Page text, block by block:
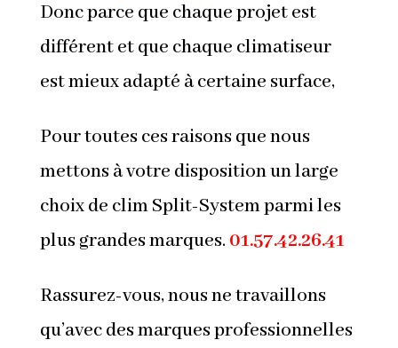
Donc parce que chaque projet est
différent et que chaque climatiseur
est mieux adapté à certaine surface,
Pour toutes ces raisons que nous
mettons à votre disposition un large
choix de clim Split-System parmi les
plus grandes marques. 01.57.42.26.41
Rassurez-vous, nous ne travaillons
qu’avec des marques professionnelles